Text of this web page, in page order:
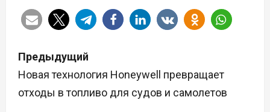
Н
а
в
Предыдущий
Новая технология Honeywell превращает
отходы в топливо для судов и самолетов